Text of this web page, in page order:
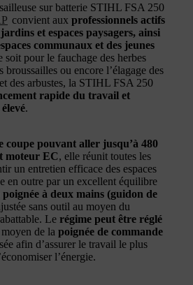
sur batterie STIHL FSA 250
convient aux professionnels actifs
et espaces paysagers, ainsi
communaux et des jeunes
soit pour le fauchage des herbes
broussailles ou encore l’élagage des
des arbustes, la STIHL FSA 250
rapide du travail et
.
coupe pouvant aller jusqu’à 480
moteur EC, elle réunit toutes les
un entretien efficace des espaces
en outre par un excellent équilibre
poignée à deux mains (guidon de
sans outil au moyen du
Le régime peut être réglé
de la poignée de commande
afin d’assurer le travail le plus
l’énergie.